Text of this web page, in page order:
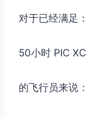
对于已经满足：
50小时 PIC XC
的飞行员来说：